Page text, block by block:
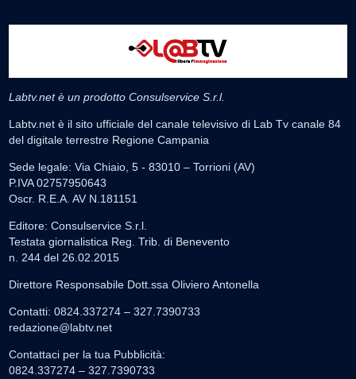
Labtv.net è un prodotto Consulservice S.r.l.
Labtv.net è il sito ufficiale del canale televisivo di Lab Tv canale 84
del digitale terrestre Regione Campania
Sede legale: Via Chiaio, 5 - 83010 – Torrioni (AV)
P.IVA 02757950643
Oscr. R.E.A. AV N.181151
Editore: Consulservice S.r.l.
Testata giornalistica Reg. Trib. di Benevento
n. 244 del 26.02.2015
Direttore Responsabile Dott.ssa Oliviero Antonella
Contatti: 0824.337274 – 327.7390733
redazione@labtv.net
Contattaci per la tua Pubblicità:
0824.337274 – 327.7390733